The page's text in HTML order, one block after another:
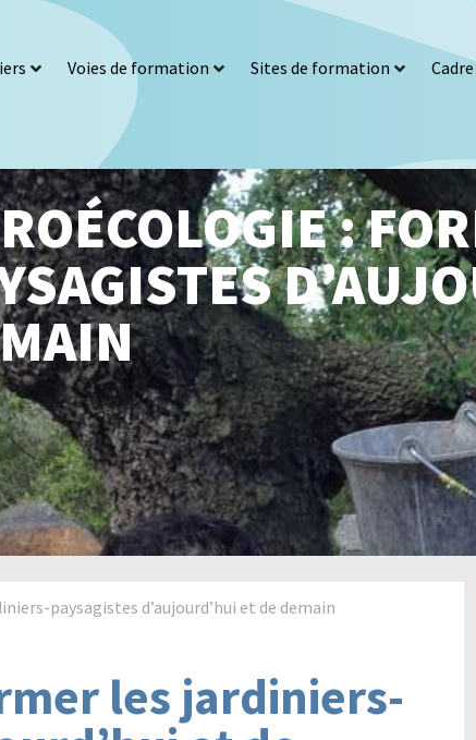
Voies de formation Sites de formation
:
paysagistes d’aujourd’hui et de demain
les jardiniers-